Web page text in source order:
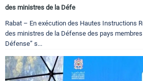
des ministres de la Défe
Rabat – En exécution des Hautes Instructions
des ministres de la Défense des pays membres
Défense” s...